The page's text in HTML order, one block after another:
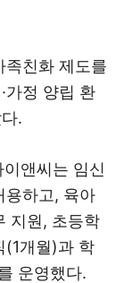
족친화 제도를
가정 양립 환
.
앤씨는 임신
용하고, 육아
지원, 초등학
(1개월)과 학
운영했다.